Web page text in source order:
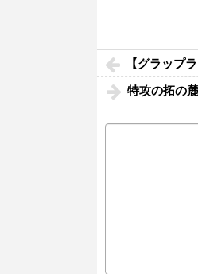
【グラップ
特攻の拓の